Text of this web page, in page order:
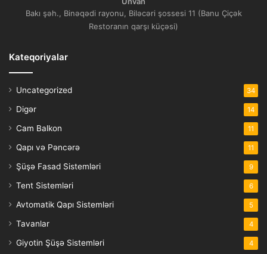
Bakı şəh., Binəqədi rayonu, Biləcəri şossesi 11 (Banu Çiçək
Restoranın qarşı küçəsi)
Kateqoriyalar
Uncategorized 34
Digər 14
Cam Balkon 11
Qapı və Pəncərə 11
Şüşə Fasad Sistemləri 9
Tent Sistemləri 6
Avtomatik Qapı Sistemləri 5
Tavanlar 4
Giyotin Şüşə Sistemləri 4